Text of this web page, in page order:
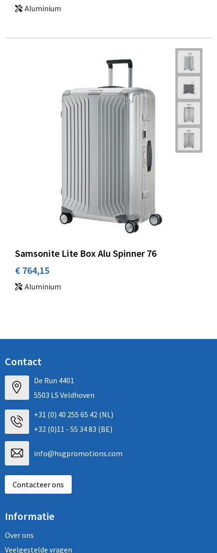
Aluminium
Samsonite Lite Box Alu Spinner 76
€ 764,15
Aluminium
Contact
De Run 4401
5503 LS Veldhoven
+31 (0) 40 255 65 42 (NL)
+32 (0)11 - 55 34 83 (BE)
info@hsgpromotions.com
Contacteer ons
Informatie
Over ons
Veelgestelde vragen